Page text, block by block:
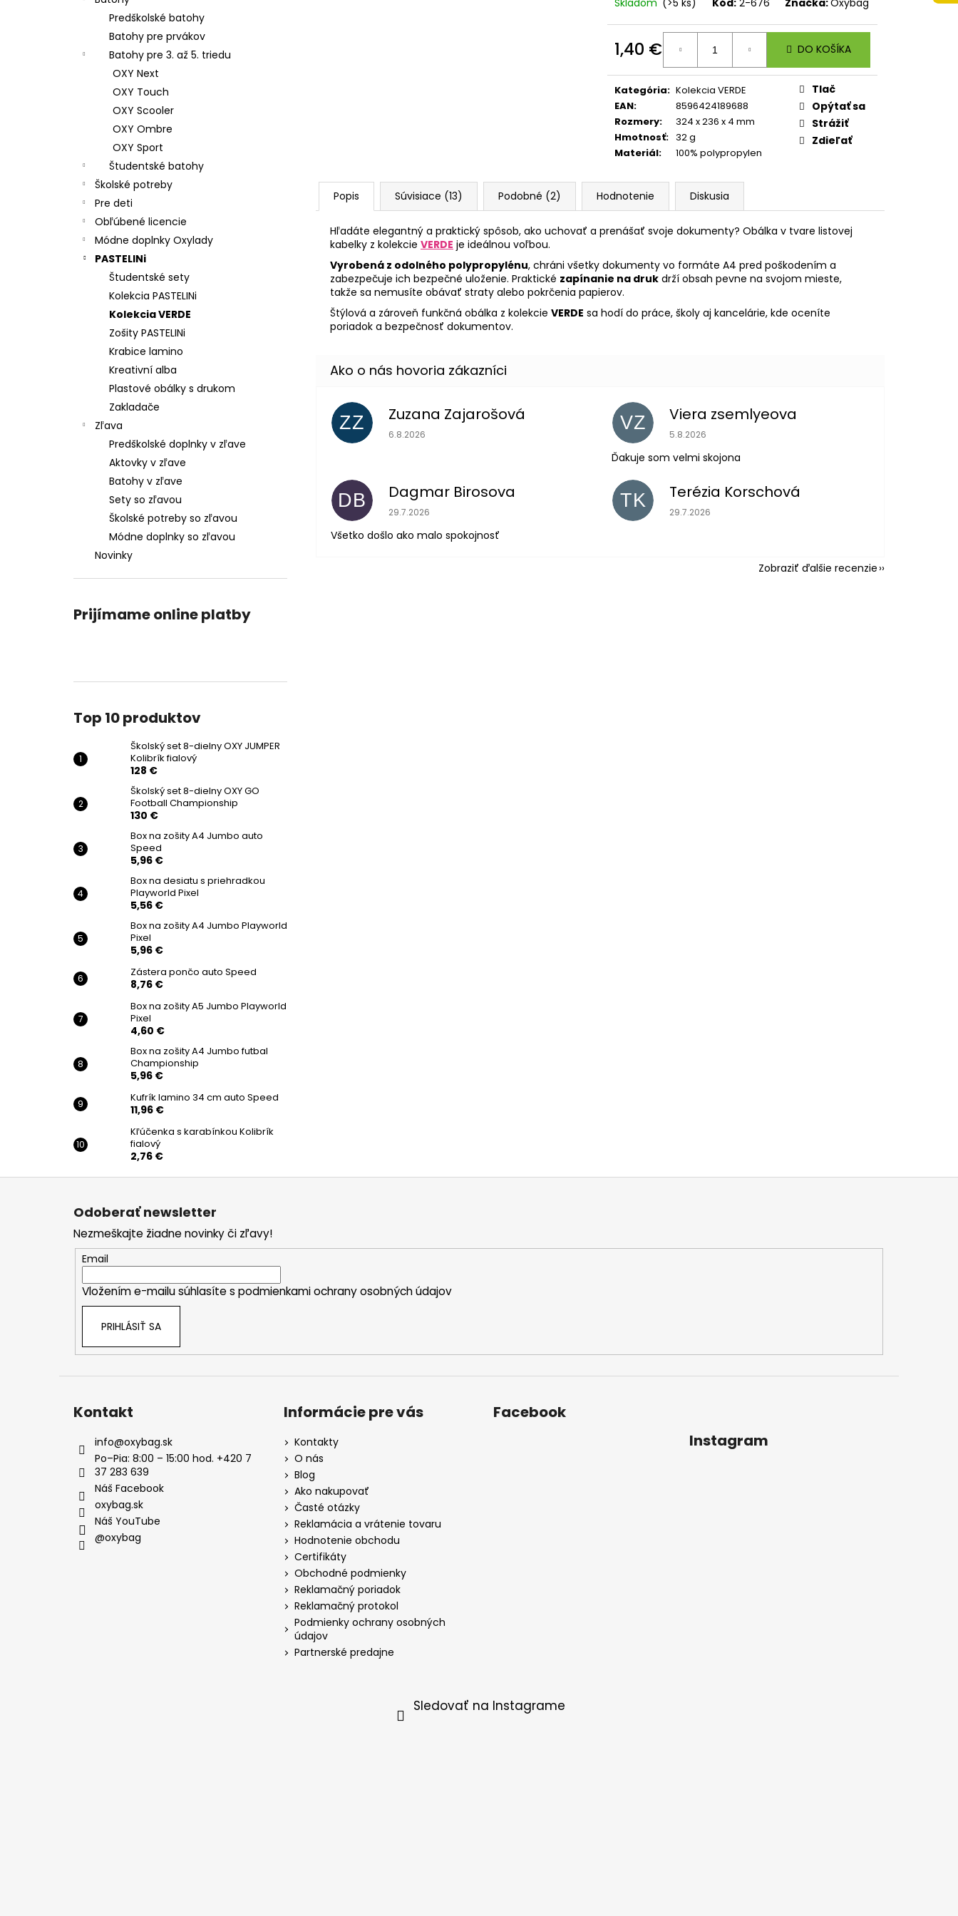
Predškolské batohy
Batohy pre prvákov
Batohy pre 3. až 5. triedu
OXY Next
OXY Touch
OXY Scooler
OXY Ombre
OXY Sport
Študentské batohy
Školské potreby
Pre deti
Obľúbené licencie
Módne doplnky Oxylady
PASTELINi
Študentské sety
Kolekcia PASTELINi
Kolekcia VERDE
Zošity PASTELINi
Krabice lamino
Kreativní alba
Plastové obálky s drukom
Zakladače
Zľava
Predškolské doplnky v zľave
Aktovky v zľave
Batohy v zľave
Sety so zľavou
Školské potreby so zľavou
Módne doplnky so zľavou
Novinky
Prijímame online platby
Top 10 produktov
Školský set 8-dielny OXY JUMPER
Kolibrík fialový
128 €
Školský set 8-dielny OXY GO
Football Championship
130 €
Box na zošity A4 Jumbo auto
Speed
5,96 €
Box na desiatu s priehradkou
Playworld Pixel
5,56 €
Box na zošity A4 Jumbo Playworld
Pixel
5,96 €
Zástera pončo auto Speed
8,76 €
Box na zošity A5 Jumbo Playworld
Pixel
4,60 €
Box na zošity A4 Jumbo futbal
Championship
5,96 €
Kufrík lamino 34 cm auto Speed
11,96 €
Kľúčenka s karabínkou Kolibrík
fialový
2,76 €
1,40 €
Jednotková
cena:
DO KOŠÍKA
Kategória: Kolekcia VERDE
EAN:
8596424189688
Rozmery:
324 x 236 x 4 mm
Hmotnosť: 32 g
Materiál: 100% polypropylen
Tlač
Opýtať sa
Strážiť
Zdieľať
Popis Súvisiace (13) Podobné (2) Hodnotenie Diskusia
Hľadáte elegantný a praktický spôsob, ako uchovať a prenášať svoje dokumenty? Obálka v tvare listovej
kabelky z kolekcie VERDE je ideálnou voľbou.
Vyrobená z odolného polypropylénu, chráni všetky dokumenty vo formáte A4 pred poškodením a
zabezpečuje ich bezpečné uloženie. Praktické zapínanie na druk drží obsah pevne na svojom mieste,
takže sa nemusíte obávať straty alebo pokrčenia papierov.
Štýlová a zároveň funkčná obálka z kolekcie VERDE sa hodí do práce, školy aj kancelárie, kde oceníte
poriadok a bezpečnosť dokumentov.
ZZ Zuzana Zajarošová
Hodnotenie obchodu je 5 z 5 hviezdičiek.
6.8.2026
VZ Viera zsemlyeova
Hodnotenie obchodu je 5 z 5 hviezdičiek.
5.8.2026
Ďakuje som velmi skojona
DB Dagmar Birosova
Hodnotenie obchodu je 5 z 5 hviezdičiek.
29.7.2026
Všetko došlo ako malo spokojnosť
TK Terézia Korschová
Hodnotenie obchodu je 5 z 5 hviezdičiek.
29.7.2026
Zobraziť ďalšie recenzie
ŠKOLSKÝ SET 8-DIELNY OXY JUMPER
KOLIBRÍK FIALOVÝ
BOX NA ZOŠITY A4 JUMBO AUTO SPEED
Z
Odoberať newsletter
Nezmeškajte žiadne novinky či zľavy!
Email
Vložením e-mailu súhlasíte s podmienkami ochrany osobných údajov
PRIHLÁSIŤ SA
Kontakt
info@oxybag.sk
Po–Pia: 8:00 – 15:00 hod. +420 7
37 283 639
Náš Facebook
oxybag.sk
Náš YouTube
@oxybag
Informácie pre vás
Kontakty
O nás
Blog
Ako nakupovať
Časté otázky
Reklamácia a vrátenie tovaru
Hodnotenie obchodu
Certifikáty
Obchodné podmienky
Reklamačný poriadok
Reklamačný protokol
Podmienky ochrany osobných
údajov
Partnerské predajne
Facebook
Instagram
Sledovať na Instagrame